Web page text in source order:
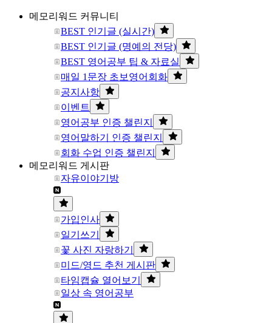
메모리워드 커뮤니티
BEST 인기글 (실시간)
BEST 인기글 (명예의 전당)
BEST 영어공부 팁 & 자료실
매일 1문장 초보영어회화
공지사항
이벤트
영어공부 인증 챌린지
영어말하기 인증 챌린지
회화 수업 인증 챌린지
메모리워드 게시판
자유이야기방
가입인사
일기쓰기
꽃 사진 자랑하기
미드/영드 추천 게시판
타임캡슐 열어보기
일상 속 영어공부